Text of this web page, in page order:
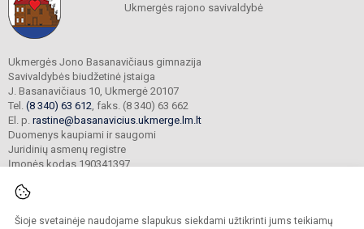
Šioje svetainėje naudojame slapukus siekdami užtikrinti jums teikiamų
Ukmergės rajono savivaldybė
Ukmergės Jono Basanavičiaus gimnazija
Savivaldybės biudžetinė įstaiga
J. Basanavičiaus 10, Ukmergė 20107
Tel. (8 340) 63 612 , faks. (8 340) 63 662
El. p. rastine@basanavicius.ukmerge.lm.lt
Duomenys kaupiami ir saugomi
Juridinių asmenų registre
Įmonės kodas 190341397
© 2023. Ukmergės Jono Basanavičiaus gimnazija. Visos teisės saugomos.